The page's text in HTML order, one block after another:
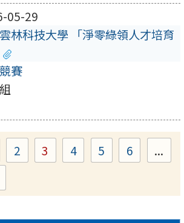
05-29
林科技大學 「淨零綠領人才培育
賽
Page Page
2 Page
3 Page
4 Page
5 Page
6
...